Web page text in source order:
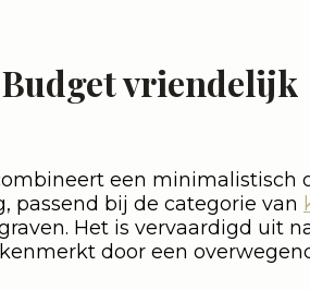
vriendelijk
een minimalistisch
passend bij de categorie van
Het is vervaardigd uit
door een